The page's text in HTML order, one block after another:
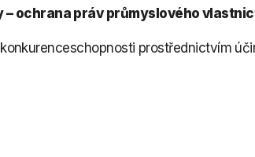
– ochrana práv průmyslového
prostřednictvím